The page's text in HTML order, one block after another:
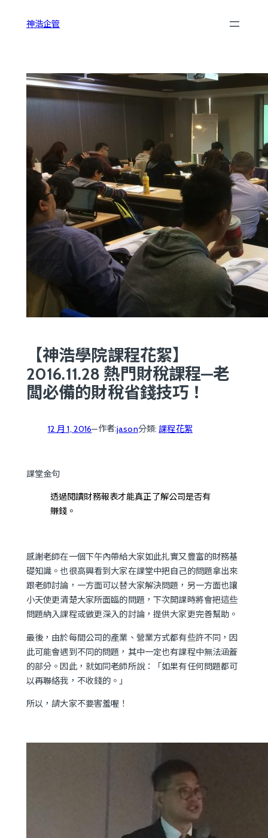
神浩企管
【神浩學院課程花絮】
2016.11.28 熱門財稅課程—老
闆必備的財稅省錢技巧！
12 月 1, 2016—作者:jason分類:課程花絮
課堂金句
透過閱讀財務報表才能真正了解公司是否有
賺錢。
感謝老師在一個下午內帶給大家如此扎實又豐富的財務基
礎知識。也很高興看到大家在課堂中把自己的問題拿出來
跟老師討論，一方面可以替大家解決問題，另一方面也讓
小天使更清楚大家所面臨的問題，下次開課時將會把這些
問題納入課程或做更深入的討論，提供大家更完善幫助。
最後，由於每間公司的產業、營業方式都有些許不同，因
此可能會遇到不同的問題，其中一定也有課程中無法涵蓋
的部分。因此，就如同老師所說：「如果有任何問題都可
以再聯絡我，不收錢的。」
所以，請大家不要害羞喔！